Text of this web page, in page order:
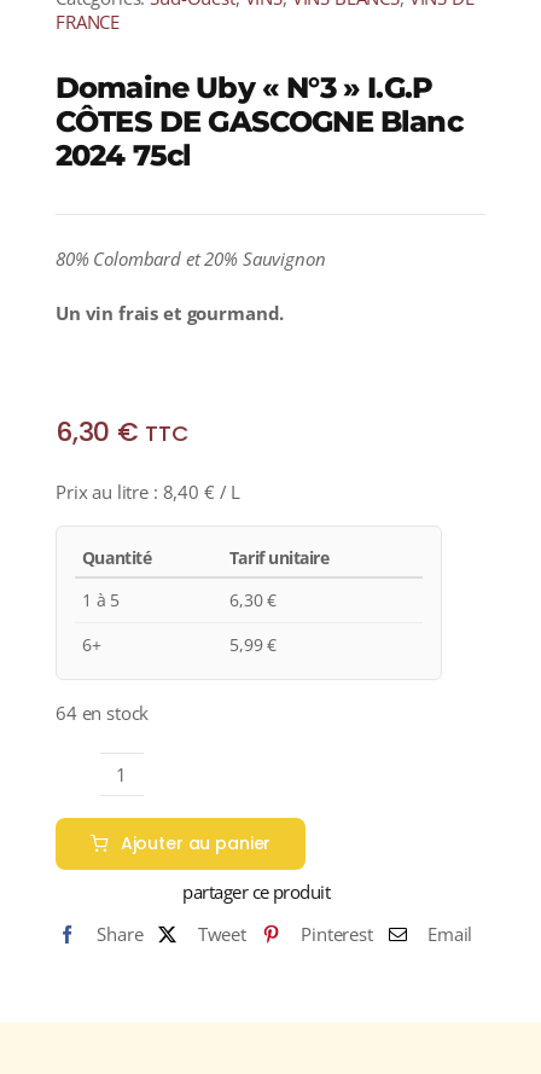
FRANCE
Domaine Uby « N°3 » I.G.P
CÔTES DE GASCOGNE Blanc
2024 75cl
80% Colombard et 20% Sauvignon
Un vin frais et gourmand.
6,30 € TTC
Prix au litre : 8,40 € / L
Quantité
Tarif unitaire
1 à 5
6,30€
6+
5,99€
64 en stock
quantité
de
Domaine
Uby
I.G.P
GASCOGNE
Ajouter au panier
partager ce produit
Share
Tweet Pinterest Email